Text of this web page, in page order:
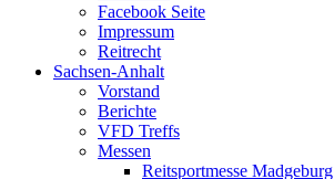
Facebook Seite
Impressum
Reitrecht
Sachsen-Anhalt
Vorstand
Berichte
VFD Treffs
Messen
Reitsportmesse Madgeburg